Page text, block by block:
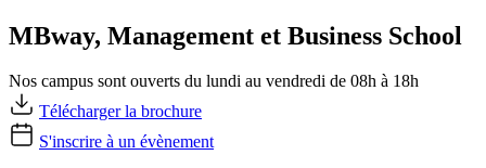
MBway, Management et Business School
Nos campus sont ouverts du lundi au vendredi de 08h à 18h
Télécharger la brochure
S'inscrire à un évènement